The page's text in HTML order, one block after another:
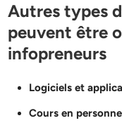
Autres types
peuvent être
infopreneurs
Logiciels et
Cours en personne